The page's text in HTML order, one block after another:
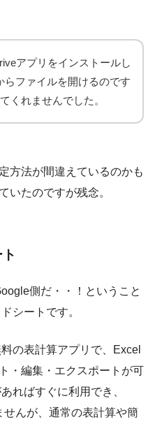
アプリをインストールし
らファイルを開けるのです
くれませんでした。
方法が間違えているのかも
いたのですが残念。
側だ・・！ということ
シートです。
の表計算アプリで、Excel
・編集・エクスポートが可
ればすぐに利用でき、
んが、通常の表計算や簡